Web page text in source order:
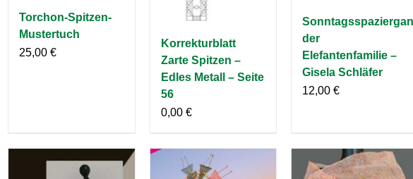
Torchon-Spitzen-
Mustertuch
25,00€
Korrekturblatt
Zarte Spitzen –
Edles Metall – Seite
56
0,00 €
der
Elefantenfamilie –
Gisela Schläfer
12,00 €